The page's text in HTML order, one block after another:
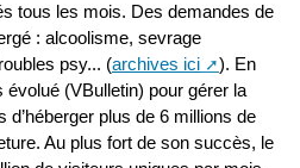
tous les mois. Des demandes de
: alcoolisme, sevrage
psy... (archives ici
). En
évolué (VBulletin) pour gérer la
d’héberger plus de 6 millions de
Au plus fort de son succès, le